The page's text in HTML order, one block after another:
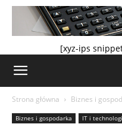
[xyz-ips
Strona główna Biznes i
Biznes i gospodarka IT i